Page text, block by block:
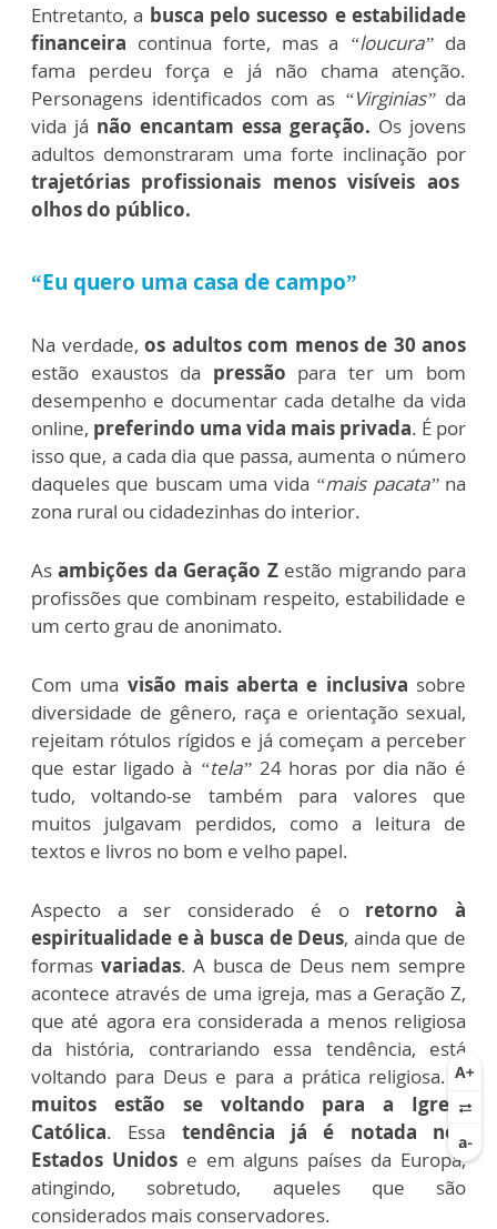
Entretanto, a busca pelo sucesso e estabilidade
financeira continua forte, mas a “loucura” da
fama perdeu força e já não chama atenção.
Personagens identificados com as “Virginias” da
vida já não encantam essa geração. Os jovens
adultos demonstraram uma forte inclinação por
trajetórias profissionais menos visíveis aos
olhos do público.
“Eu quero uma casa de campo”
Na verdade, os adultos com menos de 30 anos
estão exaustos da pressão para ter um bom
desempenho e documentar cada detalhe da vida
online, preferindo uma vida mais privada. É por
isso que, a cada dia que passa, aumenta o número
daqueles que buscam uma vida “mais pacata”na
zona rural ou cidadezinhas do interior.
As ambições da Geração Zestão migrando para
profissões que combinam respeito, estabilidade e
um certo grau de anonimato.
Com uma visão mais aberta e inclusiva sobre
diversidade de gênero, raça e orientação sexual,
rejeitam rótulos rígidos e já começam a perceber
que estar ligado à “tela”24 horas por dia não é
tudo, voltando-se também para valores que
muitos julgavam perdidos, como a leitura de
textos e livros no bom e velho papel.
Aspecto a ser considerado é oretorno à
espiritualidade e à busca de Deus, ainda que de
formas variadas. A busca de Deus nem sempre
acontece através de uma igreja, mas a Geração Z,
que até agora era considerada a menos religiosa
da história, contrariando essa tendência, está
voltando para Deus e para a prática religiosa. E
muitos estão se voltando para a Igreja
Católica. Essa tendência já é notada nos
Estados Unidose em alguns países da Europa,
atingindo, sobretudo, aqueles que são
considerados mais conservadores.